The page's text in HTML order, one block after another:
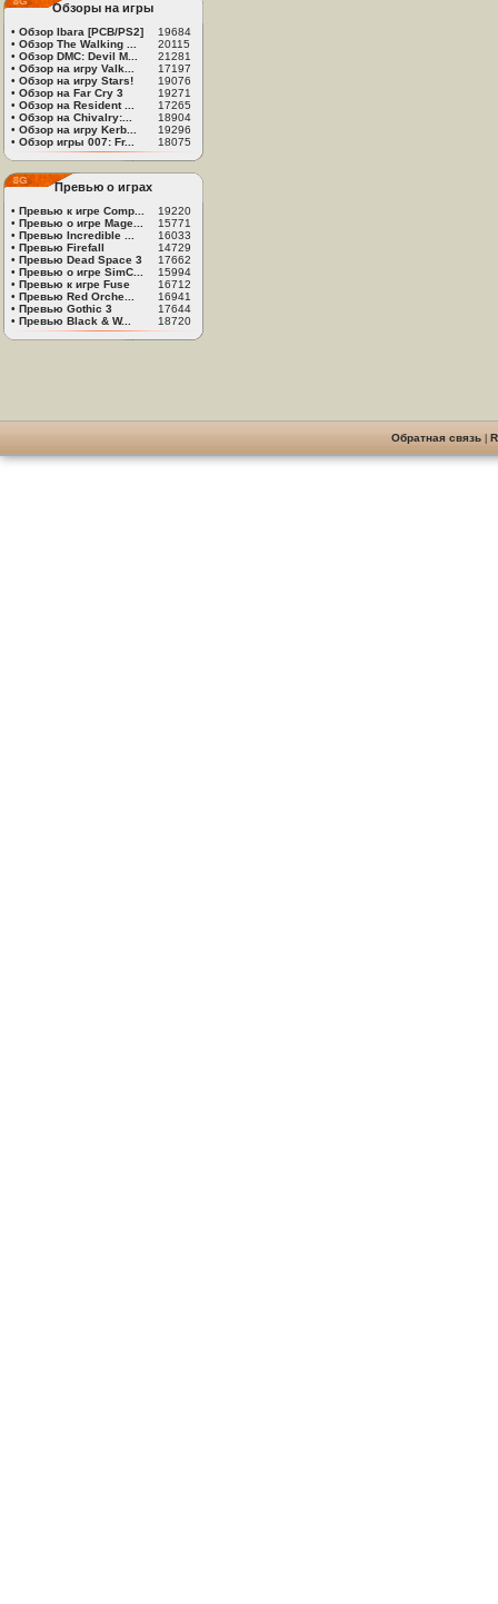
Обзоры на игры
• Обзор Ibara [PCB/PS2]
19684
• Обзор The Walking ...
20115
• Обзор DMC: Devil M...
21281
• Обзор на игру Valk...
17197
• Обзор на игру Stars!
19076
• Обзор на Far Cry 3
19271
• Обзор на Resident ...
17265
• Обзор на Chivalry:...
18904
• Обзор на игру Kerb...
19296
• Обзор игры 007: Fr... 18075
Превью о играх
• Превью к игре Comp...
19220
• Превью о игре Mage...
15771
• Превью Incredible ...
16033
• Превью Firefall
14729
• Превью Dead Space 3
17662
• Превью о игре SimC...
15994
• Превью к игре Fuse
16712
• Превью Red Orche...
16941
• Превью Gothic 3
17644
• Превью Black & W... 18720
Обратная связь